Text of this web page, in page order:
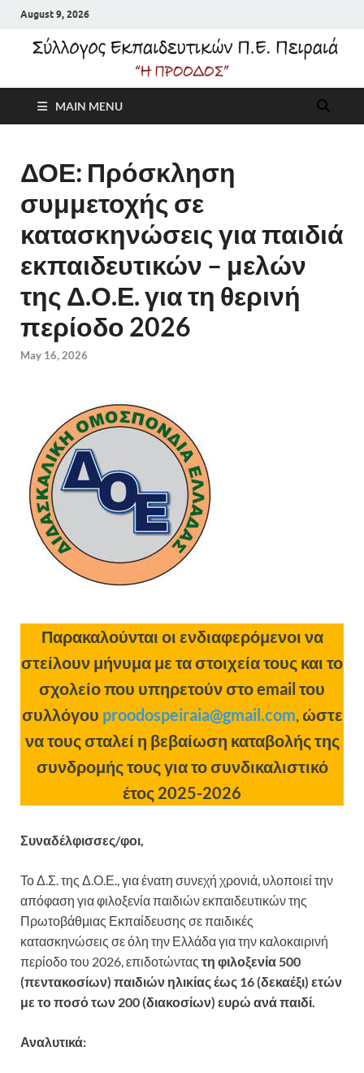
August 9, 2026
Σύλλογος
Εκπαιδευτικών Π.Ε.
Πειραιά "Η Πρόοδος"
MAIN MENU
ΔΟΕ: Πρόσκληση
συμμετοχής σε
κατασκηνώσεις για παιδιά
εκπαιδευτικών – μελών
της Δ.Ο.Ε. για τη θερινή
περίοδο 2026
May 16, 2026
Παρακαλούνται οι ενδιαφερόμενοι να
στείλουν μήνυμα με τα στοιχεία τους και το
σχολείο που υπηρετούν στο email του
συλλόγου proodospeiraia@gmail.com,ώστε
να τους σταλεί η βεβαίωση καταβολής της
συνδρομής τους για το συνδικαλιστικό
έτος 2025-2026
Συναδέλφισσες/φοι,
Το Δ.Σ. της Δ.Ο.Ε., για ένατη συνεχή χρονιά, υλοποιεί την
απόφαση για φιλοξενία παιδιών εκπαιδευτικών της
Πρωτοβάθμιας Εκπαίδευσης σε παιδικές
κατασκηνώσεις σε όλη την Ελλάδα για την καλοκαιρινή
περίοδο του 2026, επιδοτώντας τη φιλοξενία 500
(πεντακοσίων) παιδιών ηλικίας έως 16 (δεκαέξι) ετών
με το ποσό των 200 (διακοσίων) ευρώ ανά παιδί.
Αναλυτικά: